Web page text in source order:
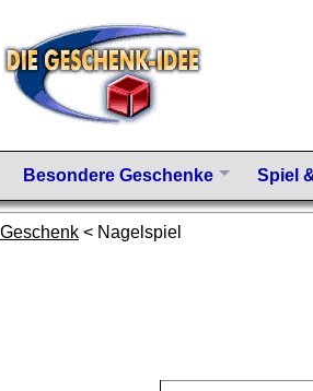
Besondere Geschenke Spiel
< Nagelspiel